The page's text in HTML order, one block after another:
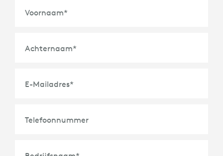
Voornaam*
Achternaam*
E-Mailadres*
Telefoonnummer